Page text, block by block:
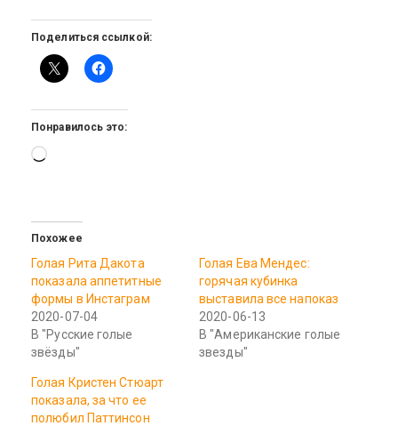
Поделиться ссылкой:
Понравилось это:
Загрузка…
Похожее
Голая Рита Дакота
показала аппетитные
формы в Инстаграм
2020-07-04
В "Русские голые
звёзды"
Голая Ева Мендес:
горячая кубинка
выставила все напоказ
2020-06-13
В "Американские голые
звезды"
Голая Кристен Стюарт
показала, за что ее
полюбил Паттинсон